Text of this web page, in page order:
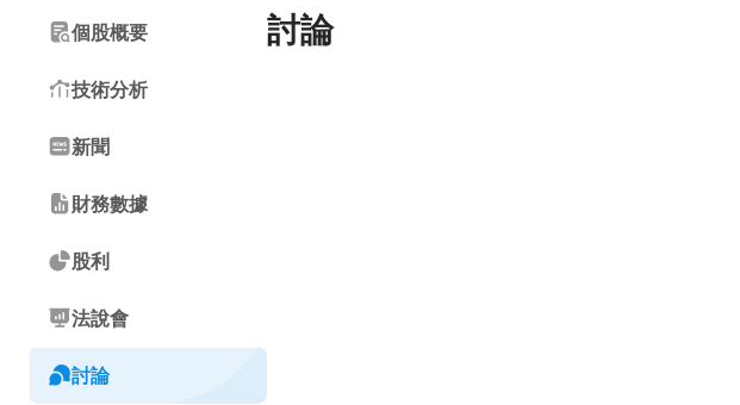
個股概要
技術分析
新聞
財務數據
股利
法說會
討論
討論